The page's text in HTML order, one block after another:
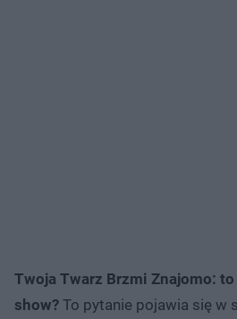
Twoja Twarz Brzmi Znajomo: to
show? To pytanie pojawia się w